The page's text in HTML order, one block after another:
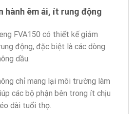
hành êm ái, ít rung động
FVA150 có thiết kế giảm
động, đặc biệt là các dòng
dầu.
chỉ mang lại môi trường làm
các bộ phận bên trong ít chịu
dài tuổi thọ.